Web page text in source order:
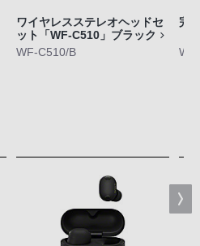
ワイヤレスステレオヘッドセ
ット「WF-C510」ブラック
WF-C510/B
完